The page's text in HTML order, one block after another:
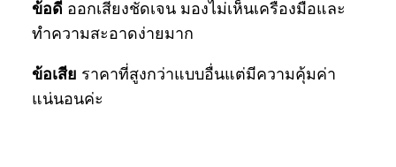
ข้อดีออกเสียงชัดเจน มองไม่เห็นเครื่องมือและ
ทำความสะอาดง่ายมาก
ข้อเสีย ราคาที่สูงกว่าแบบอื่นแต่มีความคุ้มค่า
แน่นอนค่ะ